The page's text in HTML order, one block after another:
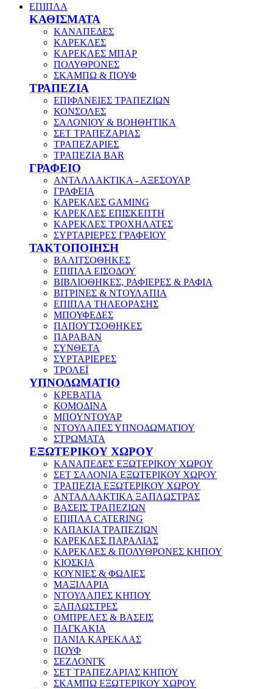
ΕΠΙΠΛΑ
ΚΑΘΙΣΜΑΤΑ
ΚΑΝΑΠΕΔΕΣ
ΚΑΡΕΚΛΕΣ
ΚΑΡΕΚΛΕΣ ΜΠΑΡ
ΠΟΛΥΘΡΟΝΕΣ
ΣΚΑΜΠΩ & ΠΟΥΦ
ΤΡΑΠΕΖΙΑ
ΕΠΙΦΑΝΕΙΕΣ ΤΡΑΠΕΖΙΩΝ
ΚΟΝΣΟΛΕΣ
ΣΑΛΟΝΙΟΥ & ΒΟΗΘΗΤΙΚΑ
ΣΕΤ ΤΡΑΠΕΖΑΡΙΑΣ
ΤΡΑΠΕΖΑΡΙΕΣ
ΤΡΑΠΕΖΙΑ BAR
ΓΡΑΦΕΙΟ
ΑΝΤΑΛΛΑΚΤΙΚΑ - ΑΞΕΣΟΥΑΡ
ΓΡΑΦΕΙΑ
ΚΑΡΕΚΛΕΣ GAMING
ΚΑΡΕΚΛΕΣ ΕΠΙΣΚΕΠΤΗ
ΚΑΡΕΚΛΕΣ ΤΡΟΧΗΛΑΤΕΣ
ΣΥΡΤΑΡΙΕΡΕΣ ΓΡΑΦΕΙΟΥ
ΤΑΚΤΟΠΟΙΗΣΗ
ΒΑΛΙΤΣΟΘΗΚΕΣ
ΕΠΙΠΛΑ ΕΙΣΟΔΟΥ
ΒΙΒΛΙΟΘΗΚΕΣ, ΡΑΦΙΕΡΕΣ & ΡΑΦΙΑ
ΒΙΤΡΙΝΕΣ & ΝΤΟΥΛΑΠΙΑ
ΕΠΙΠΛΑ ΤΗΛΕΟΡΑΣΗΣ
ΜΠΟΥΦΕΔΕΣ
ΠΑΠΟΥΤΣΟΘΗΚΕΣ
ΠΑΡΑΒΑΝ
ΣΥΝΘΕΤΑ
ΣΥΡΤΑΡΙΕΡΕΣ
ΤΡΟΛΕΪ
ΥΠΝΟΔΩΜΑΤΙΟ
ΚΡΕΒΑΤΙΑ
ΚΟΜΟΔΙΝΑ
ΜΠΟΥΝΤΟΥΑΡ
ΝΤΟΥΛΑΠΕΣ ΥΠΝΟΔΩΜΑΤΙΟΥ
ΣΤΡΩΜΑΤΑ
ΕΞΩΤΕΡΙΚΟΥ ΧΩΡΟΥ
ΚΑΝΑΠΕΔΕΣ ΕΞΩΤΕΡΙΚΟΥ ΧΩΡΟΥ
ΣΕΤ ΣΑΛΟΝΙΑ ΕΞΩΤΕΡΙΚΟΥ ΧΩΡΟΥ
ΤΡΑΠΕΖΙΑ ΕΞΩΤΕΡΙΚΟΥ ΧΩΡΟΥ
ΑΝΤΑΛΛΑΚΤΙΚΑ ΞΑΠΛΩΣΤΡΑΣ
ΒΑΣΕΙΣ ΤΡΑΠΕΖΙΩΝ
ΕΠΙΠΛΑ CATERING
ΚΑΠΑΚΙΑ ΤΡΑΠΕΖΙΩΝ
ΚΑΡΕΚΛΕΣ ΠΑΡΑΛΙΑΣ
ΚΑΡΕΚΛΕΣ & ΠΟΛΥΘΡΟΝΕΣ ΚΗΠΟΥ
ΚΙΟΣΚΙΑ
ΚΟΥΝΙΕΣ & ΦΩΛΙΕΣ
ΜΑΞΙΛΑΡΙΑ
ΝΤΟΥΛΑΠΕΣ ΚΗΠΟΥ
ΞΑΠΛΩΣΤΡΕΣ
ΟΜΠΡΕΛΕΣ & ΒΑΣΕΙΣ
ΠΑΓΚΑΚΙΑ
ΠΑΝΙΑ ΚΑΡΕΚΛΑΣ
ΠΟΥΦ
ΣΕΖΛΟΝΓΚ
ΣΕΤ ΤΡΑΠΕΖΑΡΙΑΣ ΚΗΠΟΥ
ΣΚΑΜΠΩ ΕΞΩΤΕΡΙΚΟΥ ΧΩΡΟΥ